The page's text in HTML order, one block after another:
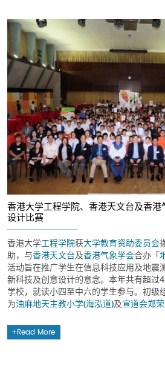
香港大学工程学院、香港天文台及香
设计比赛
香港大学工程学院获大学教育资助委员会
助，与香港天文台及香港气象学会合办「
活动旨在推广学生在信息科技应用及地震
新科技及创意设计的意念。本年共有超过
学校，就读小四至中六的学生参与。初级
为油麻地天主教小学(海泓道)及宣道会郑
Read More